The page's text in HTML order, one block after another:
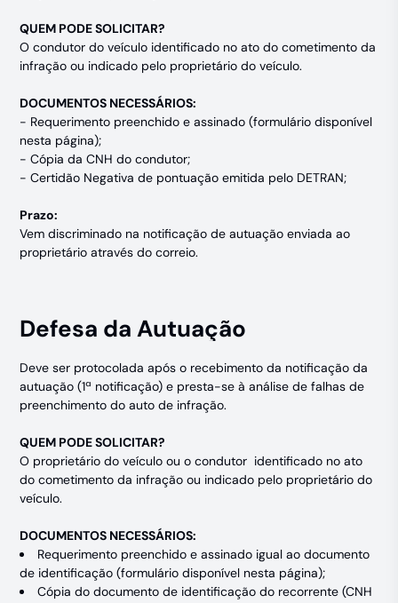
QUEM PODE SOLICITAR?
O condutor do veículo identificado no ato do cometimento da
infração ou indicado pelo proprietário do veículo.
DOCUMENTOS NECESSÁRIOS:
- Requerimento preenchido e assinado (formulário disponível
nesta página);
- Cópia da CNH do condutor;
- Certidão Negativa de pontuação emitida pelo DETRAN;
Prazo:
Vem discriminado na notificação de autuação enviada ao
proprietário através do correio.
Defesa da Autuação
Deve ser protocolada após o recebimento da notificação da
autuação (1ª notificação) e presta-se à análise de falhas de
preenchimento do auto de infração.
QUEM PODE SOLICITAR?
O proprietário do veículo ou o condutor identificado no ato
do cometimento da infração ou indicado pelo proprietário do
veículo.
DOCUMENTOS NECESSÁRIOS:
Requerimento preenchido e assinado igual ao documento
de identificação (formulário disponível nesta página);
Cópia do documento de identificação do recorrente (CNH